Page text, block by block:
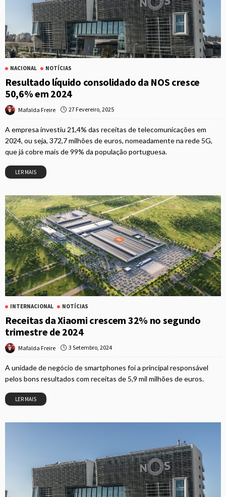
NACIONAL NOTÍCIAS
Resultado líquido consolidado da NOS cresce
50,6% em 2024
Mafalda Freire 27 Fevereiro, 2025
A empresa investiu 21,4% das receitas de telecomunicações em
2024, ou seja, 372,7 milhões de euros, nomeadamente na rede 5G,
que já cobre mais de 99% da população portuguesa.
LER MAIS
INTERNACIONAL NOTÍCIAS
Receitas da Xiaomi crescem 32% no segundo
trimestre de 2024
Mafalda Freire 3 Setembro, 2024
A unidade de negócio de smartphones foi a principal responsável
pelos bons resultados com receitas de 5,9 mil milhões de euros.
LER MAIS